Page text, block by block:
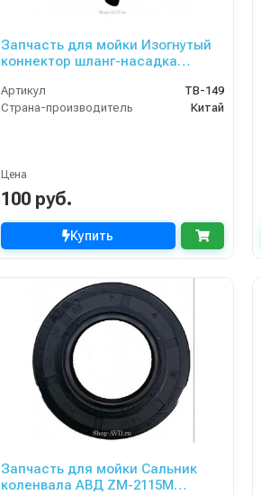
Запчасть для мойки Изогнутый
коннектор шланг-насадка
Артикул
TB-149
Страна-производитель
Китай
Цена
100 руб.
Купить
Запчасть для мойки Сальник
коленвала АВД ZM-2115M